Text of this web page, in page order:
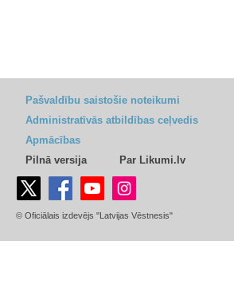
Pašvaldību saistošie noteikumi
Administratīvās atbildības ceļvedis
Apmācības
Pilnā versija
Par Likumi.lv
© Oficiālais izdevējs "Latvijas Vēstnesis"